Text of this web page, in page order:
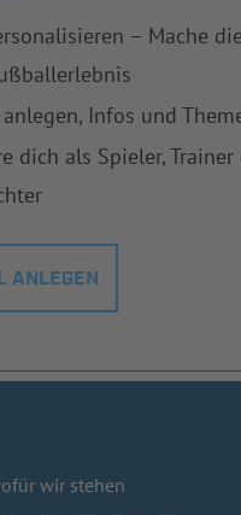
– Mache
Infos und
dich als Spieler, Trainer
ANLEGEN
wir stehen